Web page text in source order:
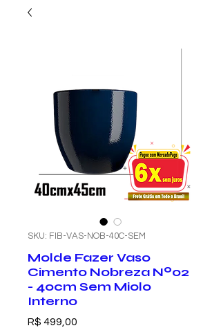
SKU: FIB-VAS-NOB-40C-SEM
Molde Fazer Vaso
Cimento Nobreza Nº02
- 40cm Sem Miolo
Interno
R$ 499,00